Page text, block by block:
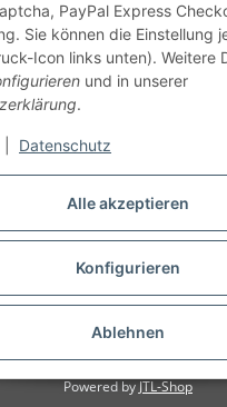
Alle akzeptieren
Konfigurieren
Ablehnen
PayPal Express
Sie können die Einstellung
Icon links unten). Weitere
und in unserer
.
Datenschutz
Vertrag widerrufen
gesetzlicher USt., ** siehe
für Endkunden und
Powered byJTL-Shop